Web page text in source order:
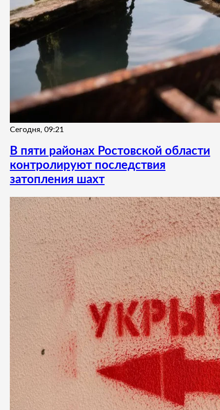
Сегодня, 09:21
В пяти районах Ростовской области
контролируют последствия
затопления шахт